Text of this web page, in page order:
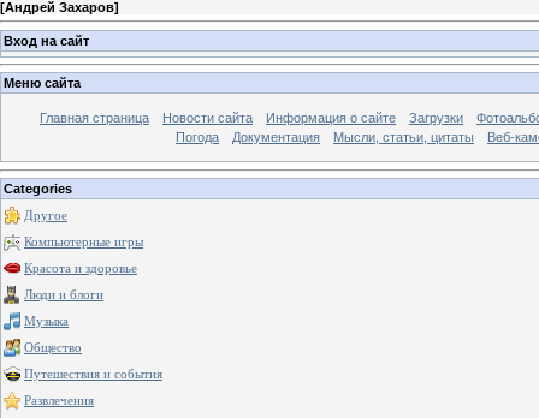
[Андрей Захаров]
Вход на сайт
Меню сайта
Главная страница Новости сайта Информация о сайте Загрузки
Погода
Документация Мысли, статьи, цитаты Веб-
Categories
Другое
Компьютерные игры
Красота и здоровье
Люди и блоги
Музыка
Общество
Путешествия и события
Развлечения